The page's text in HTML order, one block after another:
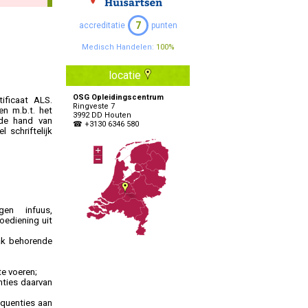
accreditatie 7 punten
Medisch Handelen: 100%
locatie
OSG Opleidingscentrum
Ringveste 7
3992 DD Houten
☎ +3130 6346 580
ALS.
m.b.t. het
hand van
schriftelijk
infuus,
uit
behorende
voeren;
daarvan
aan